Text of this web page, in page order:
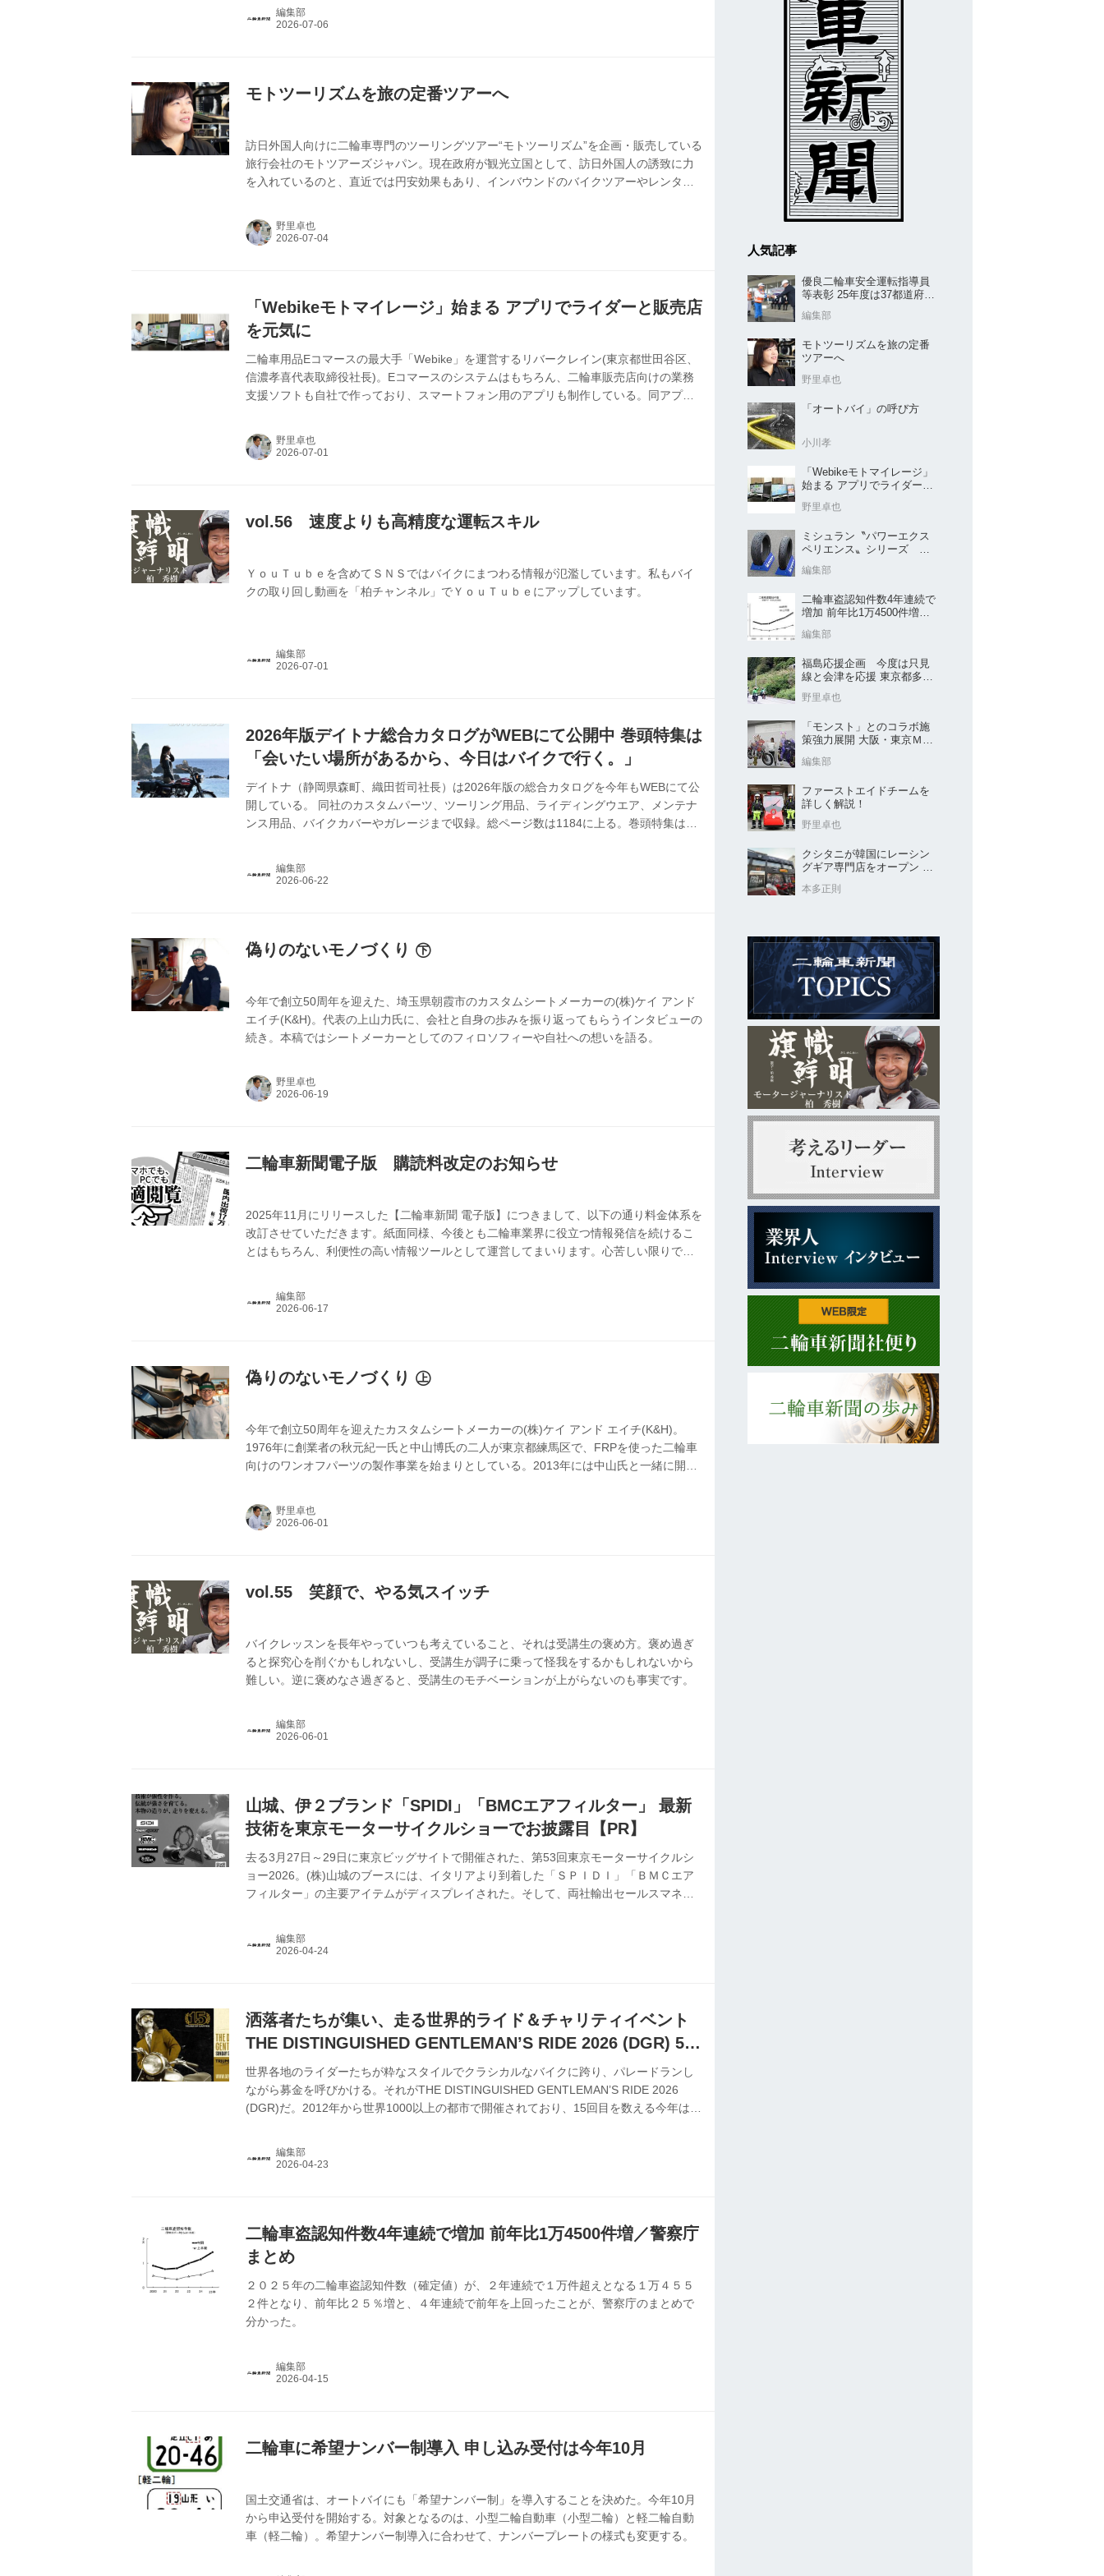
編集部
モトツーリズムを旅の定番ツアーへ
訪日外国人向けに二輪車専門のツーリングツアー“モトツーリズム”を企画・販売している
旅行会社のモトツアーズジャパン。現在政府が観光立国として、訪日外国人の誘致に力
を入れているのと、直近では円安効果もあり、インバウンドのバイクツアーやレンタル
のツアーや今後の展開について話を聞いた。
野里卓也
「Webikeモトマイレージ」始まる アプリでライダーと販売店
を元気に
二輪車用品Eコマースの最大手「Webike」を運営するリバークレイン(東京都世田谷区、
信濃孝喜代表取締役社長)。Eコマースのシステムはもちろん、二輪車販売店向けの業務
支援ソフトも自社で作っており、スマートフォン用のアプリも制作している。同アプリ
ができるサービス「Webikeモトマイレージ」だ。開発に携わった担当者二人に話を聞い
た。
野里卓也
vol.56 速度よりも高精度な運転スキル
ＹｏｕＴｕｂｅを含めてＳＮＳではバイクにまつわる情報が氾濫しています。私もバイ
クの取り回し動画を「柏チャンネル」でＹｏｕＴｕｂｅにアップしています。
編集部
2026年版デイトナ総合カタログがWEBにて公開中 巻頭特集は
「会いたい場所があるから、今日はバイクで行く。」
デイトナ（静岡県森町、織田哲司社長）は2026年版の総合カタログを今年もWEBにて公
開している。 同社のカスタムパーツ、ツーリング用品、ライディングウエア、メンテナ
ンス用品、バイクカバーやガレージまで収録。総ページ数は1184に上る。巻頭特集は
ている。 Webカタログ｜株式会社デイトナ
編集部
偽りのないモノづくり ㊦
今年で創立50周年を迎えた、埼玉県朝霞市のカスタムシートメーカーの(株)ケイ アンド
エイチ(K&H)。代表の上山力氏に、会社と自身の歩みを振り返ってもらうインタビューの
続き。本稿ではシートメーカーとしてのフィロソフィーや自社への想いを語る。
野里卓也
二輪車新聞電子版 購読料改定のお知らせ
2025年11月にリリースした【二輪車新聞 電子版】につきまして、以下の通り料金体系を
改訂させていただきます。紙面同様、今後とも二輪車業界に役立つ情報発信を続けるこ
とはもちろん、利便性の高い情報ツールとして運営してまいります。心苦しい限りです
円とさせていただきます。 プラン ID数 年間料金(税込) 紙新聞宅配 保存記事数 メール配
編集部
偽りのないモノづくり ㊤
今年で創立50周年を迎えたカスタムシートメーカーの(株)ケイ アンド エイチ(K&H)。
1976年に創業者の秋元紀一氏と中山博氏の二人が東京都練馬区で、FRPを使った二輪車
向けのワンオフパーツの製作事業を始まりとしている。2013年には中山氏と一緒に開
立50周年を機に会社と上山氏自身の歩みを振り返ってもらう。
野里卓也
vol.55 笑顔で、やる気スイッチ
バイクレッスンを長年やっていつも考えていること、それは受講生の褒め方。褒め過ぎ
ると探究心を削ぐかもしれないし、受講生が調子に乗って怪我をするかもしれないから
難しい。逆に褒めなさ過ぎると、受講生のモチベーションが上がらないのも事実です。
編集部
山城、伊２ブランド「SPIDI」「BMCエアフィルター」 最新
技術を東京モーターサイクルショーでお披露目【PR】
去る3月27日～29日に東京ビッグサイトで開催された、第53回東京モーターサイクルシ
ョー2026。(株)山城のブースには、イタリアより到着した「ＳＰＩＤＩ」「ＢＭＣエア
フィルター」の主要アイテムがディスプレイされた。そして、両社輸出セールスマネー
編集部
洒落者たちが集い、走る世界的ライド＆チャリティイベント
THE DISTINGUISHED GENTLEMAN’S RIDE 2026 (DGR) 5月
17日(日)開催
世界各地のライダーたちが粋なスタイルでクラシカルなバイクに跨り、パレードランし
ながら募金を呼びかける。それがTHE DISTINGUISHED GENTLEMAN’S RIDE 2026
(DGR)だ。2012年から世界1000以上の都市で開催されており、15回目を数える今年は5
編集部
二輪車盗認知件数4年連続で増加 前年比1万4500件増／警察庁
まとめ
２０２５年の二輪車盗認知件数（確定値）が、２年連続で１万件超えとなる１万４５５
２件となり、前年比２５％増と、４年連続で前年を上回ったことが、警察庁のまとめで
分かった。
編集部
二輪車に希望ナンバー制導入 申し込み受付は今年10月
国土交通省は、オートバイにも「希望ナンバー制」を導入することを決めた。今年10月
から申込受付を開始する。対象となるのは、小型二輪自動車（小型二輪）と軽二輪自動
車（軽二輪）。希望ナンバー制導入に合わせて、ナンバープレートの様式も変更する。
人気記事
優良二輪車安全運転指導員
等表彰 25年度は37都道府県
編集部
モトツーリズムを旅の定番
ツアーへ
野里卓也
「オートバイ」の呼び方
小川孝
「Webikeモトマイレージ」
始まる アプリでライダーと
野里卓也
ミシュラン〝パワーエクス
ペリエンス〟シリーズ
売
編集部
二輪車盗認知件数4年連続で
増加 前年比1万4500件増／
編集部
福島応援企画 今度は只見
線と会津を応援 東京都多摩
野里卓也
「モンスト」とのコラボ施
策強力展開 大阪・東京ＭＣ
編集部
ファーストエイドチームを
詳しく解説！
野里卓也
クシタニが韓国にレーシン
グギア専門店をオープン 今
に展開
本多正則